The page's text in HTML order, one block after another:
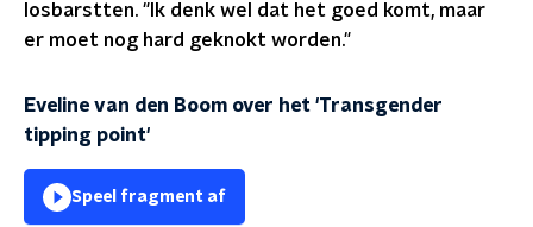
losbarstten. "Ik denk wel dat het goed komt, maar
er moet nog hard geknokt worden."
Eveline van den Boom over het 'Transgender
tipping point'
Speel fragment af